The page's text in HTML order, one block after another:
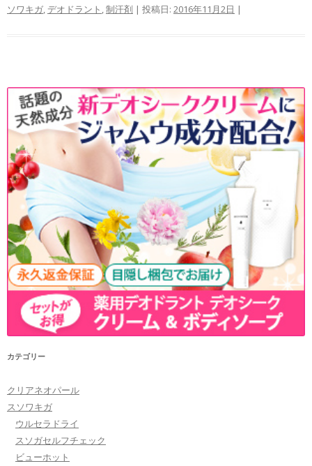
ソワキガ, デオドラント ,制汗剤 | 投稿日: 2016年11月2日 |
カテゴリー
クリアネオパール
スソワキガ
ウルセラドライ
スソガセルフチェック
ビューホット